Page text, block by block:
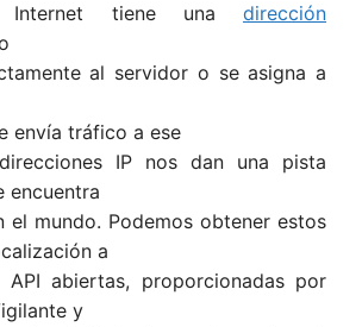
Internet tiene una dirección
al servidor o se asigna a
envía tráfico a ese
IP nos dan una pista
encuentra
el mundo. Podemos obtener estos
a
abiertas, proporcionadas por
y